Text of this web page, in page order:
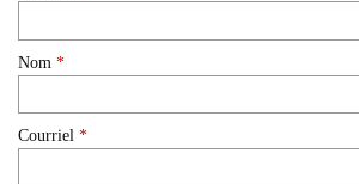
Nom *
Courriel *